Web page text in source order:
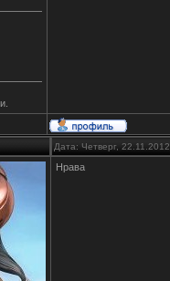
Дата: Четверг,
Нрава